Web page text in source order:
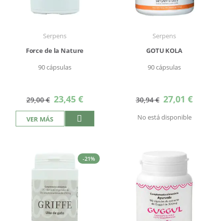
Serpens
Force de la Nature
90 cápsulas
29,00 € Precio
especial
23,45 €
VER MÁS
Serpens
GOTU KOLA
90 cápsulas
30,94 € Precio
especial
27,01 €
No está disponible
-21%